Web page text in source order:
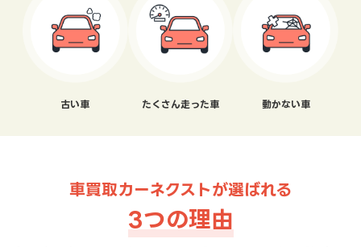
古い車 たくさん走った車 動かない車
車買取カーネクストが選ばれる
3つの理由